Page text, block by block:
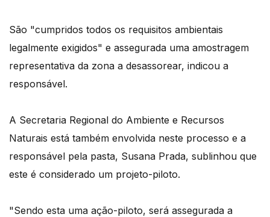
São "cumpridos todos os requisitos ambientais
legalmente exigidos" e assegurada uma amostragem
representativa da zona a desassorear, indicou a
responsável.
A Secretaria Regional do Ambiente e Recursos
Naturais está também envolvida neste processo e a
responsável pela pasta, Susana Prada, sublinhou que
este é considerado um projeto-piloto.
"Sendo esta uma ação-piloto, será assegurada a